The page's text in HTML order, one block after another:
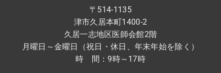
〒514-1135
津市久居本町1400-2
久居一志地区医師会館2階
月曜日～金曜日（祝日・休日、年末年始を除く）
時 間：9時～17時